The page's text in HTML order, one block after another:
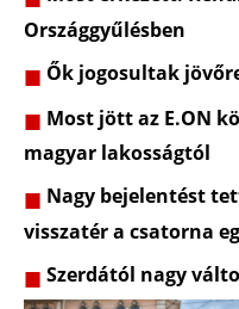
Országgyűlésben
Ők jogosultak
Most jött az E.ON
magyar lakosságtól
Nagy bejelentést
visszatér a csatorna
Szerdától nagy